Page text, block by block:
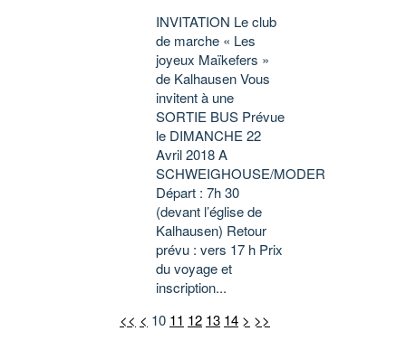
INVITATION Le club
de marche « Les
joyeux Maïkefers »
de Kalhausen Vous
invitent à une
SORTIE BUS Prévue
le DIMANCHE 22
Avril 2018 A
SCHWEIGHOUSE/MODER
Départ : 7h 30
(devant l’église de
Kalhausen) Retour
prévu : vers 17 h Prix
du voyage et
inscription...
<< < 10 11 12 13 14 > >>